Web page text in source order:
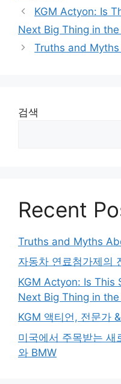
KGM Actyon: Is
Next Big Thing in
Truths and
검색
Recent
Truths and Myths
자동차 연료첨가제의
KGM Actyon: Is This
Next Big Thing in
KGM 액티언, 전문가
미국에서 주목받는 새
와 BMW